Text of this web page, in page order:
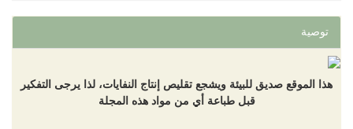
توصية
هذا الموقع صديق للبيئة ويشجع تقليص إنتاج النفايات، لذا يرجى التفكير
قبل طباعة أي من مواد هذه المجلة